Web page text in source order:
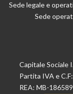
Sede legale e
Sede
Capitale Sociale
Partita IVA e
REA: MB-